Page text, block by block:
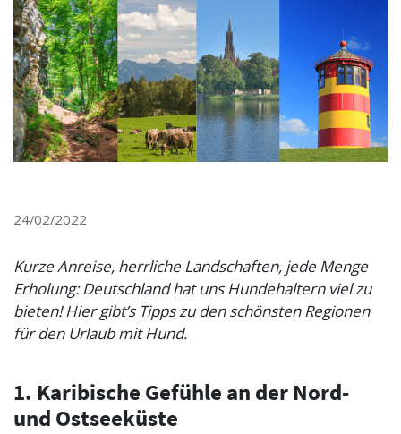
24/02/2022
Kurze Anreise, herrliche Landschaften, jede Menge
Erholung: Deutschland hat uns Hundehaltern viel zu
bieten! Hier gibt’s Tipps zu den schönsten Regionen
für den Urlaub mit Hund.
1. Karibische Gefühle an der Nord-
und Ostseeküste